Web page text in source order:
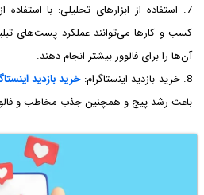
7. استفاده از ابزارهای تحلیلی: با استفاده
کسب و کارها می‌توانند عملکرد پست‌های
آن‌ها را برای فالوور بیشتر انجام دهند.
8. خرید بازدید اینستاگرام:
خرید بازدید
باعث رشد پیج و همچنین جذب مخاطب و